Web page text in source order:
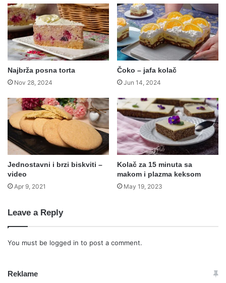
Najbrža posna torta
Nov 28, 2024
Čoko – jafa kolač
Jun 14, 2024
Jednostavni i brzi biskviti –
video
Apr 9, 2021
Kolač za 15 minuta sa
makom i plazma keksom
May 19, 2023
Leave a Reply
You must be logged in to post a comment.
Reklame